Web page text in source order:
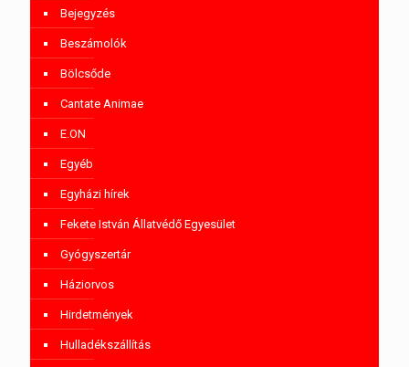
Bejegyzés
Beszámolók
Bölcsőde
Cantate Animae
E.ON
Egyéb
Egyházi hírek
Fekete István Állatvédő Egyesület
Gyógyszertár
Háziorvos
Hirdetmények
Hulladékszállítás